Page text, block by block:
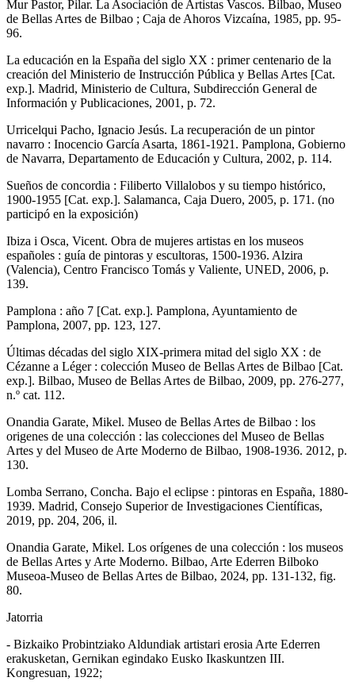
Mur Pastor, Pilar. La Asociación de Artistas Vascos. Bilbao, Museo
de Bellas Artes de Bilbao ; Caja de Ahoros Vizcaína, 1985, pp. 95-
96.
La educación en la España del siglo XX : primer centenario de la
creación del Ministerio de Instrucción Pública y Bellas Artes [Cat.
exp.]. Madrid, Ministerio de Cultura, Subdirección General de
Información y Publicaciones, 2001, p. 72.
Urricelqui Pacho, Ignacio Jesús. La recuperación de un pintor
navarro : Inocencio García Asarta, 1861-1921. Pamplona, Gobierno
de Navarra, Departamento de Educación y Cultura, 2002, p. 114.
Sueños de concordia : Filiberto Villalobos y su tiempo histórico,
1900-1955 [Cat. exp.]. Salamanca, Caja Duero, 2005, p. 171. (no
participó en la exposición)
Ibiza i Osca, Vicent. Obra de mujeres artistas en los museos
españoles : guía de pintoras y escultoras, 1500-1936. Alzira
(Valencia), Centro Francisco Tomás y Valiente, UNED, 2006, p.
139.
Pamplona : año 7 [Cat. exp.]. Pamplona, Ayuntamiento de
Pamplona, 2007, pp. 123, 127.
Últimas décadas del siglo XIX-primera mitad del siglo XX : de
Cézanne a Léger : colección Museo de Bellas Artes de Bilbao [Cat.
exp.]. Bilbao, Museo de Bellas Artes de Bilbao, 2009, pp. 276-277,
n.º cat. 112.
Onandia Garate, Mikel. Museo de Bellas Artes de Bilbao : los
origenes de una colección : las colecciones del Museo de Bellas
Artes y del Museo de Arte Moderno de Bilbao, 1908-1936. 2012, p.
130.
Lomba Serrano, Concha. Bajo el eclipse : pintoras en España, 1880-
1939. Madrid, Consejo Superior de Investigaciones Científicas,
2019, pp. 204, 206, il.
Onandia Garate, Mikel. Los orígenes de una colección : los museos
de Bellas Artes y Arte Moderno. Bilbao, Arte Ederren Bilboko
Museoa-Museo de Bellas Artes de Bilbao, 2024, pp. 131-132, fig.
80.
Jatorria
- Bizkaiko Probintziako Aldundiak artistari erosia Arte Ederren
erakusketan, Gernikan egindako Eusko Ikaskuntzen III.
Kongresuan, 1922;